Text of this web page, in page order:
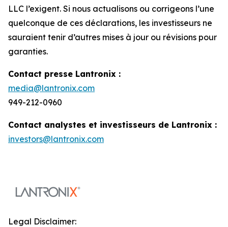
LLC l’exigent. Si nous actualisons ou corrigeons l’une
quelconque de ces déclarations, les investisseurs ne
sauraient tenir d’autres mises à jour ou révisions pour
garanties.
Contact presse Lantronix :
media@lantronix.com
949-212-0960
Contact analystes et investisseurs de Lantronix :
investors@lantronix.com
Legal Disclaimer: